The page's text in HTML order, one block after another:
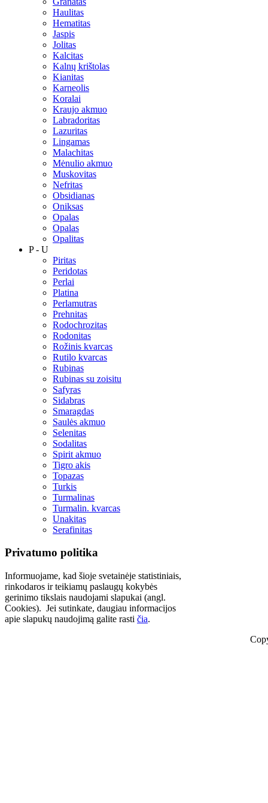
Haulitas
Hematitas
Jaspis
Jolitas
Kalcitas
Kalnų krištolas
Kianitas
Karneolis
Koralai
Kraujo akmuo
Labradoritas
Lazuritas
Lingamas
Malachitas
Mėnulio akmuo
Muskovitas
Nefritas
Obsidianas
Oniksas
Opalas
Opalas
Opalitas
P - U
Piritas
Peridotas
Perlai
Platina
Perlamutras
Prehnitas
Rodochrozitas
Rodonitas
Rožinis kvarcas
Rutilo kvarcas
Rubinas
Rubinas su zoisitu
Safyras
Sidabras
Smaragdas
Saulės akmuo
Selenitas
Sodalitas
Spirit akmuo
Tigro akis
Topazas
Turkis
Turmalinas
Turmalin. kvarcas
Unakitas
Serafinitas
Privatumo politika
Informuojame, kad šioje svetainėje statistiniais,
rinkodaros ir teikiamų paslaugų kokybės
gerinimo tikslais naudojami slapukai (angl.
Cookies). Jei sutinkate, daugiau informacijos
apie slapukų naudojimą galite rasti čia.